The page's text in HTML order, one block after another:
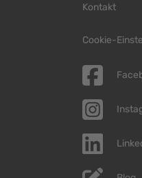
Kontakt
Cookie-